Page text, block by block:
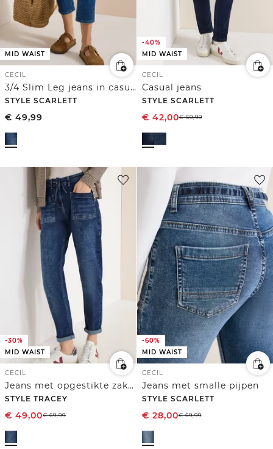
MID WAIST
CECIL
3/4 Slim Leg jeans in casual fit
STYLE SCARLETT
€ 49,99
-40%
MID WAIST
CECIL
Casual jeans
STYLE SCARLETT
€ 42,00€69,99
-30%
MID WAIST
CECIL
Jeans met opgestikte zakken
STYLE TRACEY
€ 49,00€69,99
-60%
MID WAIST
CECIL
Jeans met smalle pijpen
STYLE SCARLETT
€ 28,00€69,99